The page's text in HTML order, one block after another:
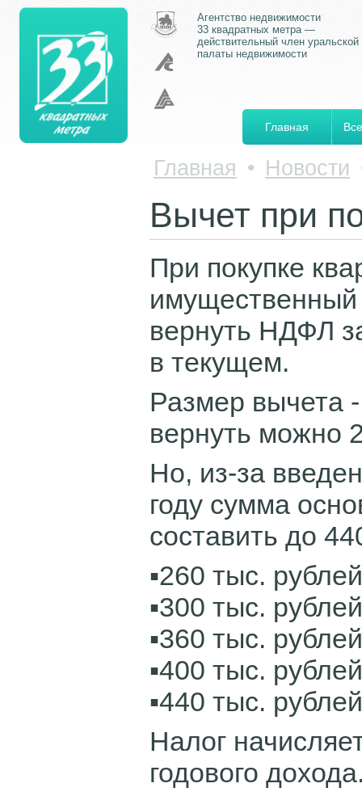
Главная
Агентство недвижимости
33 квадратных метра —
действительный член уральской
палаты недвижимости
Главная • Новости
Вычет при
При покупке
имущественный
вернуть НДФЛ
в текущем.
Размер вычета
вернуть можно
Но, из-за
году сумма
составить до
▪️260 тыс.
▪️300 тыс.
▪️360 тыс.
▪️400 тыс.
▪️440 тыс.
Налог
годового